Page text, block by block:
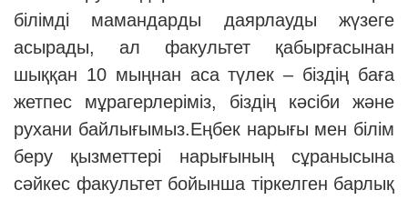
білімді мамандарды даярлауды жүзеге
асырады, ал факультет қабырғасынан
шыққан 10 мыңнан аса түлек – біздің баға
жетпес мұрагерлеріміз, біздің кәсіби және
рухани байлығымыз.Еңбек нарығы мен білім
беру қызметтері нарығының сұранысына
сәйкес факультет бойынша тіркелген барлық